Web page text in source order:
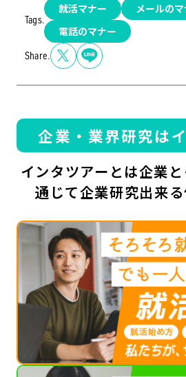
Tags.
就活マナー
メールの
電話のマナー
Share.
企業・業界研究は
インタツアーとは企業
通じて企業研究出来る